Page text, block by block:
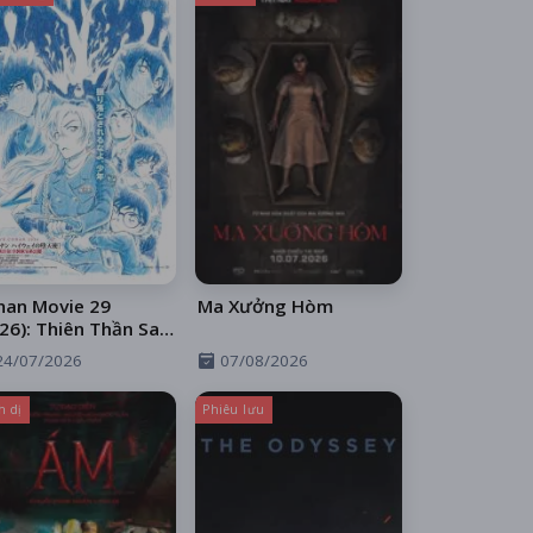
Movie 29
Thiên Thần Sa
Trên Xa Lộ
07/2026
Ma Xưởng Hòm
07/08/2026
dị Phiêu lưu